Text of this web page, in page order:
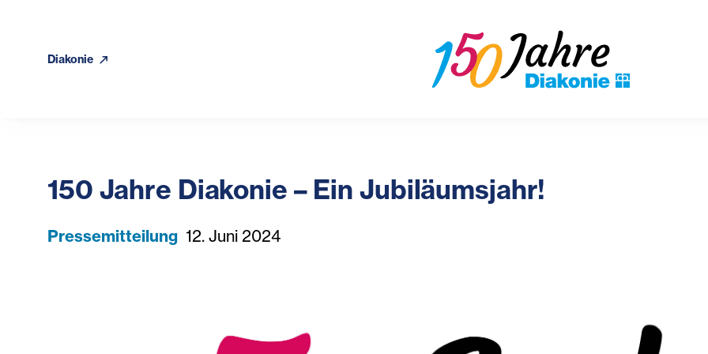
Diakonie
150 Jahre Diakonie – Ein Jubiläumsjahr!
Pressemitteilung 12. Juni 2024